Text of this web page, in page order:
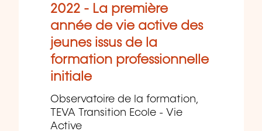
2022 - La première
année de vie active des
jeunes issus de la
formation professionnelle
initiale
Observatoire de la formation,
TEVA Transition Ecole - Vie
Active